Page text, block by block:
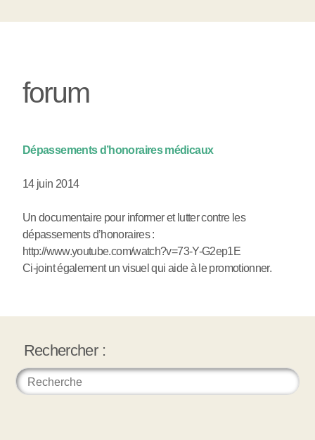
forum
Dépassements d’honoraires médicaux
14 juin 2014
Un documentaire pour informer et lutter contre les
dépassements d’honoraires :
http://www.youtube.com/watch?v=73-Y-G2ep1E
Ci-joint également un visuel qui aide à le promotionner.
Rechercher :